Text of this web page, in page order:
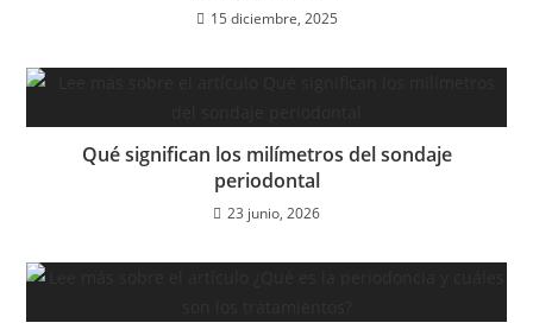
15 diciembre, 2025
Qué significan los milímetros del sondaje
periodontal
23 junio, 2026